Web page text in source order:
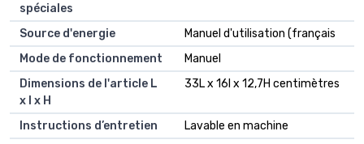
spéciales
Source d'energie
Manuel d'utilisation (français
Mode de fonctionnement
Manuel
Dimensions de l'article L
x l x H
33L x 16l x 12,7H centimètres
Instructions d’entretien Lavable en machine